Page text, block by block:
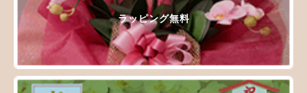
ラッピング無料